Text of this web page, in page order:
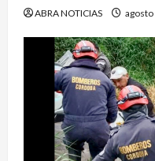
ABRA NOTICIAS